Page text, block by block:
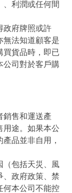
、利潤或任何間
政府牌照或許
無法知道顧客是
買貨品時，即已
公司對於客戶購
銷售和運送產
用途。如果本公
品並非自用，
（包括天災、風
、政府政策、禁
何本公司不能控